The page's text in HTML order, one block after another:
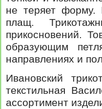
не теряет форму.
плащ.
прикосновений.
образующим
направлениях и
Ивановский
текстильная
ассортимент